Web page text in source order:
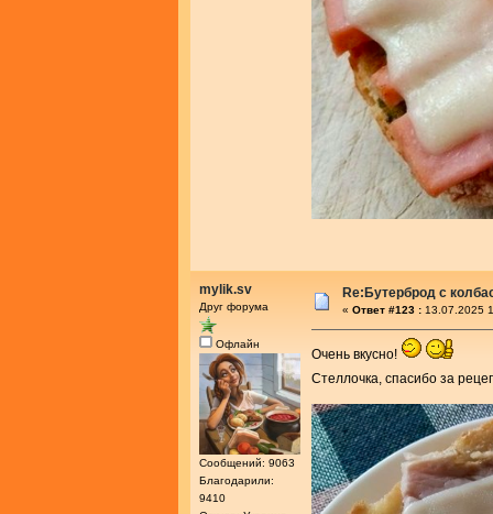
mylik.sv
Друг форума
Офлайн
Сообщений: 9063
Благодарили:
9410
Re:Бутерброд с
« Ответ #123 : 13.07.2025
Очень вкусно!
Стеллочка, спасибо за